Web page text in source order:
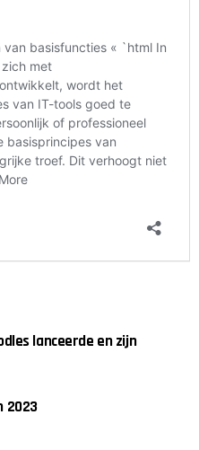
lanceerde en zijn
2023